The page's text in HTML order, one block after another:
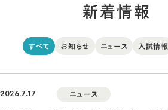
新着情報
すべて お知らせ ニュース 入試情報
2026.7.17 ニュース